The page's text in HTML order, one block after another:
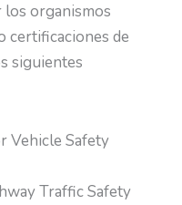
los organismos
certificaciones de
siguientes
Vehicle Safety
Traffic Safety